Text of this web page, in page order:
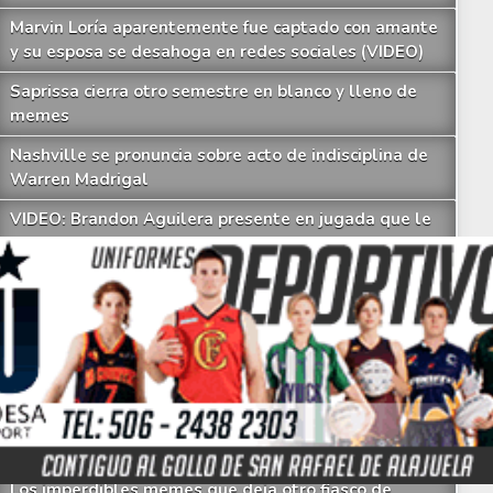
Marvin Loría aparentemente fue captado con amante
y su esposa se desahoga en redes sociales (VIDEO)
Saprissa cierra otro semestre en blanco y lleno de
memes
Nashville se pronuncia sobre acto de indisciplina de
Warren Madrigal
VIDEO: Brandon Aguilera presente en jugada que le
da la vuelta al mundo
Jeyland Mitchell se comprometió
Partido entre Costa Rica y Belice solo se podrá
observar por un canal
Saprissa sigue llenándose de dudas y memes
Cae otro técnico en el Clausura y Minor Díaz tomará
su lugar
le responde a Jafet Soto a la advertencia de quitarle un jugador